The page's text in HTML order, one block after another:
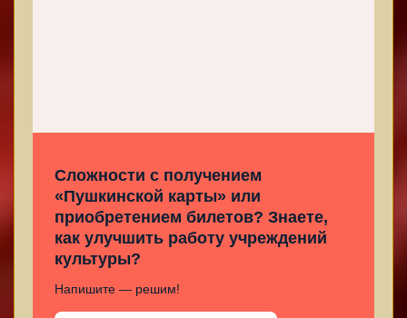
Сложности с получением
«Пушкинской карты» или
приобретением билетов? Знаете,
как улучшить работу учреждений
культуры?
Напишите — решим!